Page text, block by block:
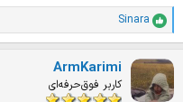
ا
م
ت
ی
ا
ز
Sinara
ArmKarimi
کاربر فوق‌حرفه‌ای